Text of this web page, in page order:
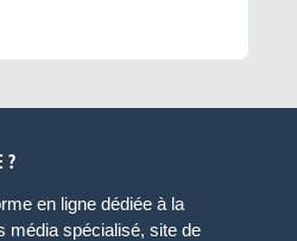
?
en ligne dédiée à la
média spécialisé, site de